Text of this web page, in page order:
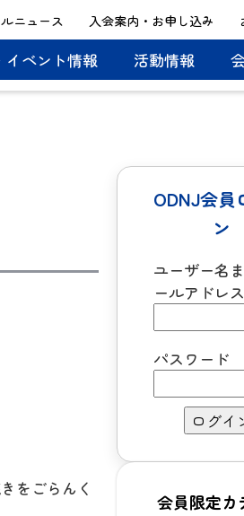
ニュース 入会案内・お申し込み
イベント情報 活動情報
をごらんく
ODNJ会員
ン
ユーザー名
ールアドレス
パスワード
会員限定カ